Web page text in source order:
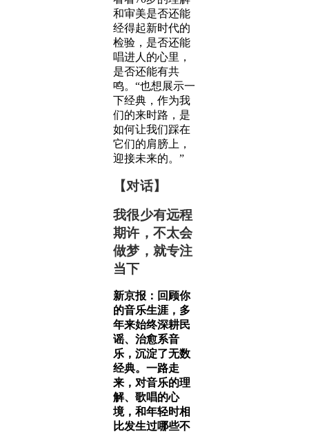
和审美是否还能
经得起新时代的
检验，是否还能
唱进人的心里，
是否还能有共
鸣。“也想展示一
下经典，作为我
们的来时路，是
如何让我们踩在
它们的肩膀上，
迎接未来的。”
【对话】
我很少有远程
期许，不太会
做梦，就专注
当下
新京报：回顾你
的音乐生涯，多
年来始终深耕民
谣、治愈系音
乐，沉淀了无数
经典。一路走
来，对音乐的理
解、歌唱的心
境，和年轻时相
比发生过哪些不